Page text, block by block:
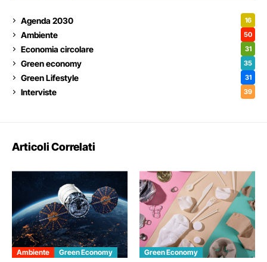
Agenda 2030 16
Ambiente 50
Economia circolare 31
Green economy 35
Green Lifestyle 31
Interviste 39
Articoli Correlati
Ambiente Green Economy Green Economy